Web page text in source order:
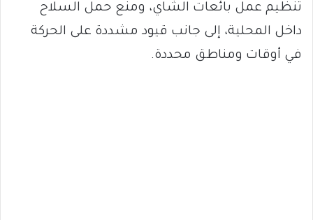
تنظيم عمل بائعات الشاي، ومنع حمل السلاح
داخل المحلية، إلى جانب قيود مشددة على الحركة
في أوقات ومناطق محددة.